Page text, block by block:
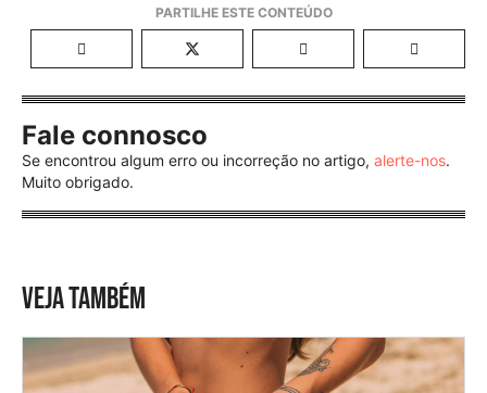
Fale connosco
Se encontrou algum erro ou incorreção no artigo, alerte-nos.
Muito obrigado.
VEJA TAMBÉM